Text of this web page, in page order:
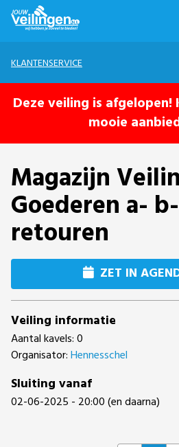
KLANTENSERVICE
Deze veiling is
mooie
Magazijn
Goederen a-
retouren
ZET IN
Veiling informatie
Aantal kavels: 0
Organisator:Hennesschel
Sluiting vanaf
02-06-2025 - 20:00 (en daarna)